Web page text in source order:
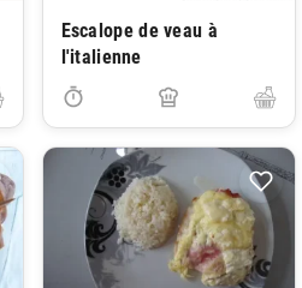
Escalope de veau à
l'italienne